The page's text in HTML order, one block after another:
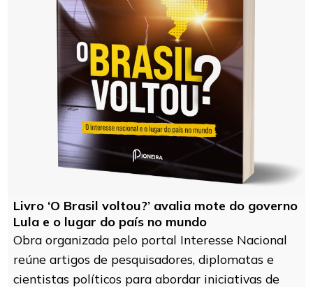
Livro ‘O Brasil voltou?’ avalia mote do governo
Lula e o lugar do país no mundo
Obra organizada pelo portal Interesse Nacional
reúne artigos de pesquisadores, diplomatas e
cientistas políticos para abordar iniciativas de